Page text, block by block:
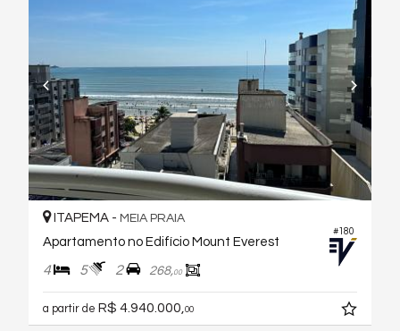
#180
ITAPEMA - MEIA PRAIA
Apartamento no Edifício Mount Everest
4 5 2 268,00
a partir de R$ 4.940.000, 00